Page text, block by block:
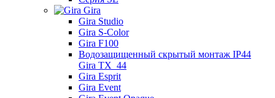
Gira
Gira Studio
Gira S-Color
Gira F100
Водозащищенный скрытый монтаж IP44
Gira TX_44
Gira Esprit
Gira Event